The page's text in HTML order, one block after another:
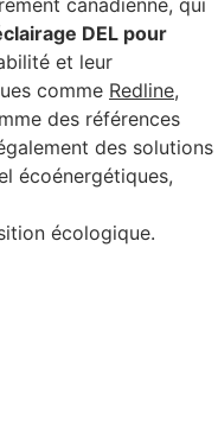
DEL pour
et leur
comme Redline,
des références
des solutions
écoénergétiques,
écologique.